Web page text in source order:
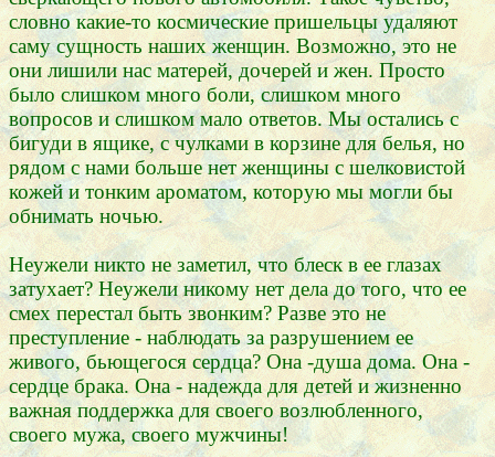
словно какие-то космические пришельцы удаляют
саму сущность наших женщин. Возможно, это не
они лишили нас матерей, дочерей и жен. Просто
было слишком много боли, слишком много
вопросов и слишком мало ответов. Мы остались с
бигуди в ящике, с чулками в корзине для белья, но
рядом с нами больше нет женщины с шелковистой
кожей и тонким ароматом, которую мы могли бы
обнимать ночью.
Неужели никто не заметил, что блеск в ее глазах
затухает? Неужели никому нет дела до того, что ее
смех перестал быть звонким? Разве это не
преступление - наблюдать за разрушением ее
живого, бьющегося сердца? Она -душа дома. Она -
сердце брака. Она - надежда для детей и жизненно
важная поддержка для своего возлюбленного,
своего мужа, своего мужчины!